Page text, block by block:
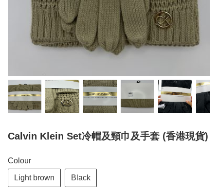
Calvin Klein Set冷帽及頸巾及手套 (香港現貨)
Colour
Light brown Black